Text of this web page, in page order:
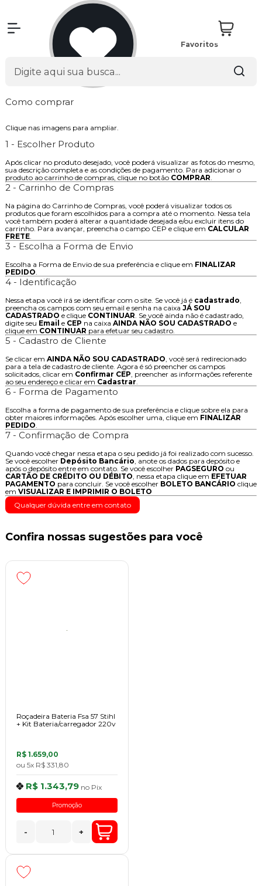
Favoritos
Como comprar
Clique nas imagens para ampliar.
1 - Escolher Produto
Após clicar no produto desejado, você poderá visualizar as fotos do mesmo,
sua descrição completa e as condições de pagamento. Para adicionar o
produto ao carrinho de compras, clique no botão COMPRAR.
2 - Carrinho de Compras
Na página do Carrinho de Compras, você poderá visualizar todos os
produtos que foram escolhidos para a compra até o momento. Nessa tela
você também poderá alterar a quantidade desejada e/ou excluir itens do
carrinho. Para avançar, preencha o campo CEP e clique em CALCULAR
FRETE.
3 - Escolha a Forma de Envio
Escolha a Forma de Envio de sua preferência e clique em FINALIZAR
PEDIDO.
4 - Identificação
Nessa etapa você irá se identificar com o site. Se você já é cadastrado,
preencha os campos com seu email e senha na caixa JÁ SOU
CADASTRADO e clique CONTINUAR. Se você ainda não é cadastrado,
digite seu Email e CEP na caixa AINDA NÃO SOU CADASTRADO e
clique em CONTINUAR para efetuar seu cadastro.
5 - Cadastro de Cliente
Se clicar em AINDA NÃO SOU CADASTRADO, você será redirecionado
para a tela de cadastro de cliente. Agora é só preencher os campos
solicitados, clicar em Confirmar CEP, preencher as informações referente
ao seu endereço e clicar em Cadastrar.
6 - Forma de Pagamento
Escolha a forma de pagamento de sua preferência e clique sobre ela para
obter maiores informações. Após escolher uma, clique em FINALIZAR
PEDIDO.
7 - Confirmação de Compra
Quando você chegar nessa etapa o seu pedido já foi realizado com sucesso.
Se você escolher Depósito Bancário, anote os dados para depósito e
após o depósito entre em contato. Se você escolher PAGSEGURO ou
CARTÃO DE CRÉDITO OU DÉBITO, nessa etapa clique em EFETUAR
PAGAMENTO para concluir. Se você escolher BOLETO BANCÁRIO clique
em VISUALIZAR E IMPRIMIR O BOLETO
Qualquer dúvida entre em contato
Confira nossas sugestões para você
Roçadeira Bateria Fsa 57 Stihl
+ Kit Bateria/carregador 220v
R$ 1.659,00
ou 5x R$ 331,80
R$ 1.343,79 no Pix
Promoção
- +